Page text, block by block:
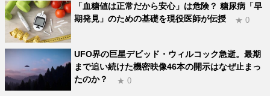
「血糖値は正常だから安心」は危険？ 糖尿病「早
期発見」のための基礎を現役医師が伝授
★ 0
UFO界の巨星デビッド・ウィルコック急逝。最期
まで追い続けた機密映像46本の開示はなぜ止まっ
たのか？
★ 0